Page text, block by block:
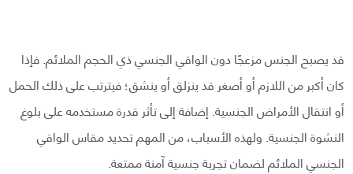
قد يصبح الجنس مزعجًا دون الواقي الجنسي ذي الحجم الملائم. فإذا
كان أكبر من اللازم أو أصغر قد ينزلق أو ينشق؛ فيترتب على ذلك الحمل
أو انتقال الأمراض الجنسية. إضافة إلى تأثر قدرة مستخدمه على بلوغ
النشوة الجنسية. ولهذه الأسباب، من المهم تحديد مقاس الواقي
الجنسي الملائم لضمان تجربة جنسية آمنة ممتعة.